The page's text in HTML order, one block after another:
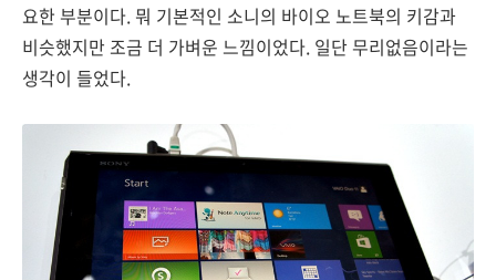
요한 부분이다. 뭐 기본적인 소니의 바이오 노트북의 키감과
비슷했지만 조금 더 가벼운 느낌이었다. 일단 무리없음이라는
생각이 들었다.